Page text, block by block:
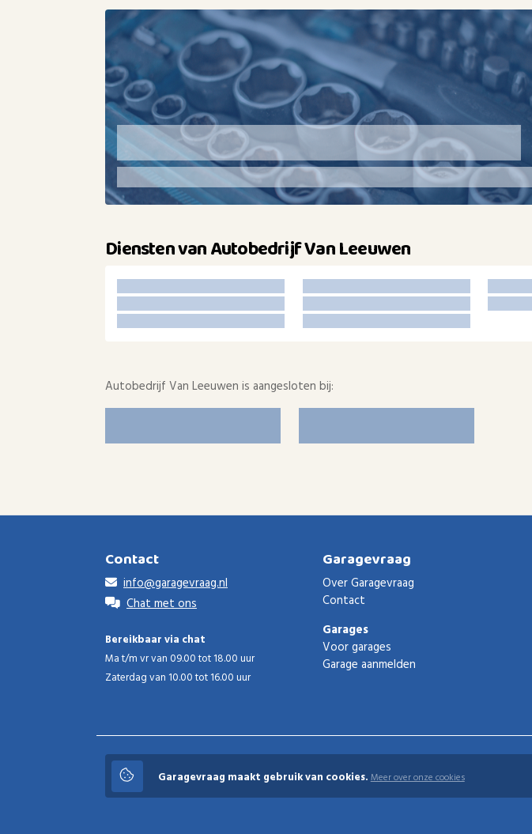
Diensten van Autobedrijf Van Leeuwen
Autobedrijf Van Leeuwen is aangesloten bij:
Contact
info@garagevraag.nl
Chat met ons
Bereikbaar via chat
Ma t/m vr van 09.00 tot 18.00 uur
Zaterdag van 10.00 tot 16.00 uur
Garagevraag
Over Garagevraag
Contact
Garages
Voor garages
Garage aanmelden
Garagevraag
© 2026 Garagevraag - V1.3.5 - Alle rechten voorbehouden
Garagevraag maakt gebruik van cookies.Meer over onze cookies